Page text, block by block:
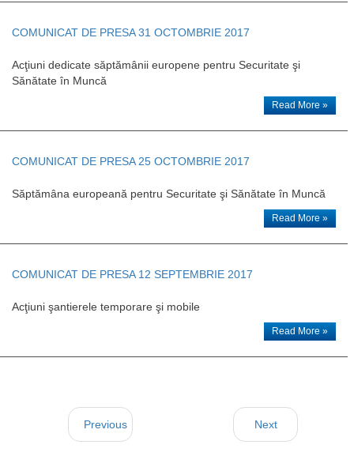
COMUNICAT DE PRESA 31 OCTOMBRIE 2017
Acţiuni dedicate săptămânii europene pentru Securitate şi
Sănătate în Muncă
Read More »
COMUNICAT DE PRESA 25 OCTOMBRIE 2017
Săptămâna europeană pentru Securitate şi Sănătate în Muncă
Read More »
COMUNICAT DE PRESA 12 SEPTEMBRIE 2017
Acţiuni şantierele temporare şi mobile
Read More »
Previous Next